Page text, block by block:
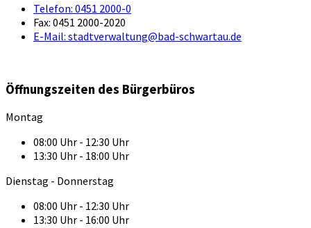
Telefon: 0451 2000-0
Fax: 0451 2000-2020
E-Mail: stadtverwaltung@bad-schwartau.de
Öffnungszeiten des Bürgerbüros
Montag
08:00 Uhr - 12:30 Uhr
13:30 Uhr - 18:00 Uhr
Dienstag - Donnerstag
08:00 Uhr - 12:30 Uhr
13:30 Uhr - 16:00 Uhr